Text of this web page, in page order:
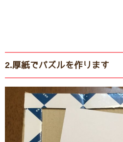
2.厚紙でパズルを作ります